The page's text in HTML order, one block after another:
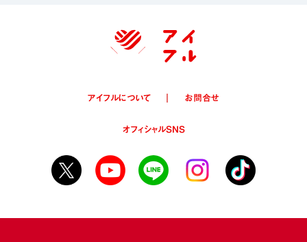
アイフルについて お問合せ
オフィシャルSNS